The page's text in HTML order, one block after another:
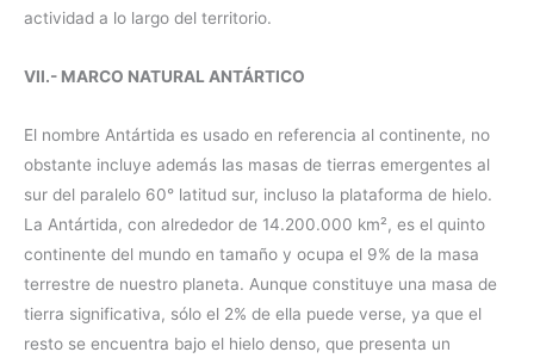
actividad a lo largo del territorio.
VII.- MARCO NATURAL ANTÁRTICO
El nombre Antártida es usado en referencia al continente, no
obstante incluye además las masas de tierras emergentes al
sur del paralelo 60° latitud sur, incluso la plataforma de hielo.
La Antártida, con alrededor de 14.200.000 km², es el quinto
continente del mundo en tamaño y ocupa el 9% de la masa
terrestre de nuestro planeta. Aunque constituye una masa de
tierra significativa, sólo el 2% de ella puede verse, ya que el
resto se encuentra bajo el hielo denso, que presenta un